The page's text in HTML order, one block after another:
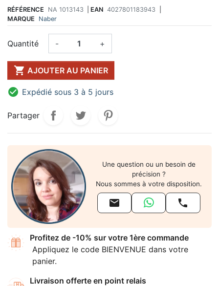
RÉFÉRENCE NA 1013143 EAN 4027801183943
MARQUE
Naber
Quantité - +
 AJOUTER AU PANIER
 Expédié sous 3 à 5 jours
Partager
Une question ou un besoin de
précision ?
Nous sommes à votre disposition.
 
Profitez de -10% sur votre 1ère commande
Appliquez le code BIENVENUE dans votre
panier.
Livraison offerte en point relais